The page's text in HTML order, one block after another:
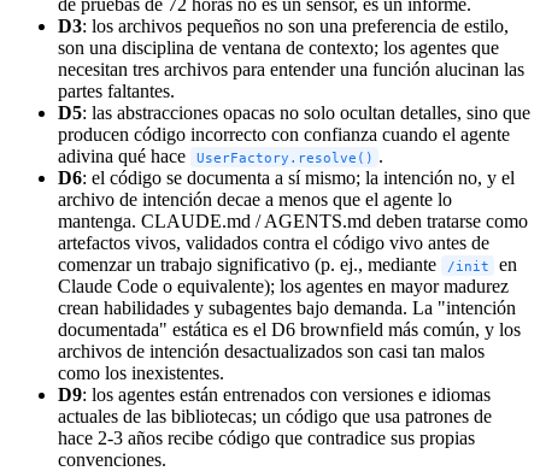
D3: los archivos pequeños no son una preferencia de estilo,
son una disciplina de ventana de contexto; los agentes que
necesitan tres archivos para entender una función alucinan las
partes faltantes.
D5: las abstracciones opacas no solo ocultan detalles, sino que
producen código incorrecto con confianza cuando el agente
adivina qué hace
UserFactory.resolve() .
D6: el código se documenta a sí mismo; la intención no, y el
archivo de intención decae a menos que el agente lo
mantenga. CLAUDE.md / AGENTS.md deben tratarse como
artefactos vivos, validados contra el código vivo antes de
comenzar un trabajo significativo (p. ej., mediante
/init
en
Claude Code o equivalente); los agentes en mayor madurez
crean habilidades y subagentes bajo demanda. La "intención
documentada" estática es el D6 brownfield más común, y los
archivos de intención desactualizados son casi tan malos
como los inexistentes.
D9: los agentes están entrenados con versiones e idiomas
actuales de las bibliotecas; un código que usa patrones de
hace 2-3 años recibe código que contradice sus propias
convenciones.